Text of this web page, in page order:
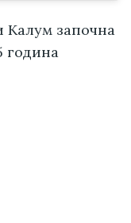
Калум започна
година